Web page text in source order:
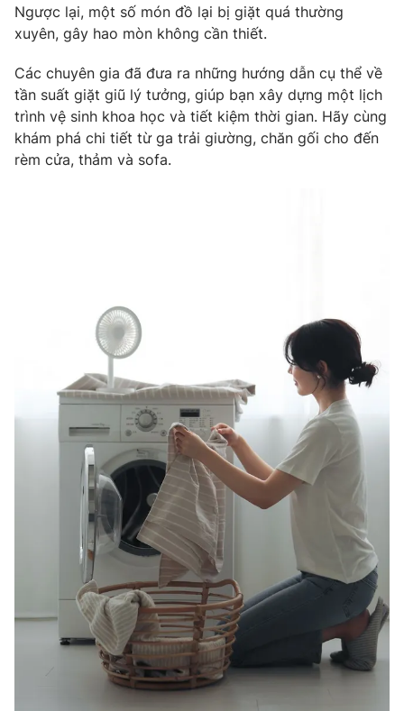
Tư vấn
Chuyên mục khác
Emagazine Podcast
Photo Infographic
Thị trường 24h Tấm lòng Việt
Vươn mình bằng AI
VTV8
Liên hệ tòa soạn English
THỜI BÁO VTV
Theo dõi báo trên
Ngược lại, một số món đồ lại bị giặt quá thường
xuyên, gây hao mòn không cần thiết.
Các chuyên gia đã đưa ra những hướng dẫn cụ thể về
tần suất giặt giũ lý tưởng, giúp bạn xây dựng một lịch
trình vệ sinh khoa học và tiết kiệm thời gian. Hãy cùng
khám phá chi tiết từ ga trải giường, chăn gối cho đến
rèm cửa, thảm và sofa.